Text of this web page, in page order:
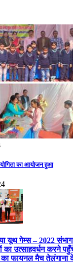
का आयोजन हुआ
यूथ गेम्स – 2022
का उत्साहवर्धन करने
का फायनल मैच